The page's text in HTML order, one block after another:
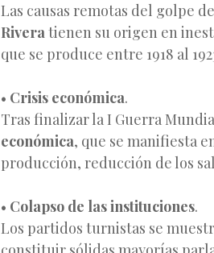
Las causas remotas del golpe de
Riveratienen su origen en
que se produce entre 1918 al
• Crisis económica.
Tras finalizar la I Guerra
económica, que se manifiesta
producción, reducción de los
• Colapso de las instituciones.
Los partidos turnistas se